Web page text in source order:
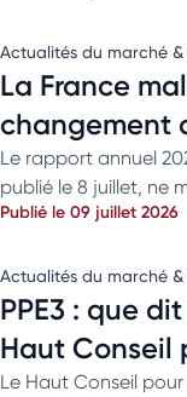
Actualités du marché
La France
changement
Le rapport annuel
publié le 8 juillet, ne
Publié le 09 juillet 2026
Actualités du marché
PPE3 : que
Haut Conseil
Le Haut Conseil